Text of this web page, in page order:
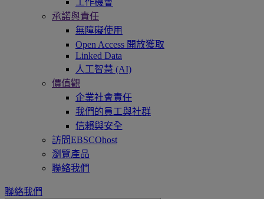
工作機會
承諾與責任
無障礙使用
Open Access 開放獲取
Linked Data
人工智慧 (AI)
價值觀
企業社會責任
我們的員工與社群
信賴與安全
訪問EBSCOhost
瀏覽產品
聯絡我們
聯絡我們